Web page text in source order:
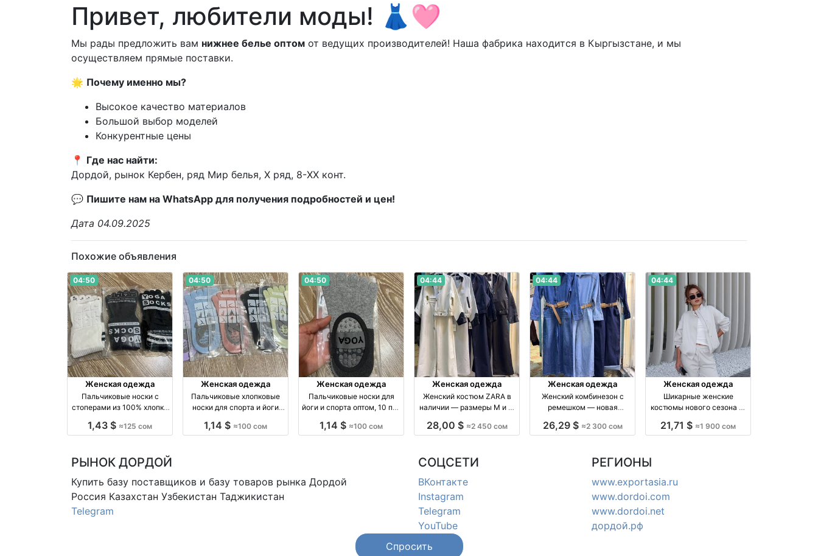
Привет, любители моды! 👗🩷
Мы рады предложить вам нижнее белье оптом от ведущих производителей! Наша фабрика находится в Кыргызстане, и мы
осуществляем прямые поставки.
🌟 Почему именно мы?
Высокое качество материалов
Большой выбор моделей
Конкурентные цены
📍 Где нас найти:
Дордой, рынок Кербен, ряд Мир белья, X ряд, 8-XX конт.
💬 Пишите нам на WhatsApp для получения подробностей и цен!
Дата 04.09.2025
Похожие объявления
04:50
Женская одежда
Пальчиковые носки с
стоперами из 100% хлопка
оптом производство
1,43 $ ≈125 сом
04:50
Женская одежда
Пальчиковые хлопковые
носки для спорта и йоги
оптом производство
1,14 $ ≈100 сом
04:50
Женская одежда
Пальчиковые носки для
йоги и спорта оптом, 10 пар
производство Россия
1,14 $ ≈100 сом
04:44
Женская одежда
Женский костюм ZARA в
наличии — размеры M и L,
28,00 $ ≈2 450 сом
04:44
Женская одежда
Женский комбинезон с
ремешком — новая
26,29 $ ≈2 300 сом
04:44
Женская одежда
Шикарные женские
костюмы нового сезона —
производство Киргизия
21,71 $ ≈1 900 сом
РЫНОК ДОРДОЙ
Купить базу поставщиков и базу товаров рынка Дордой
Россия Казахстан Узбекистан Таджикистан
Telegram
СОЦСЕТИ
ВКонтакте
Instagram
Telegram
YouTube
РЕГИОНЫ
www.exportasia.ru
www.dordoi.com
www.dordoi.net
дордой.рф
Спросить